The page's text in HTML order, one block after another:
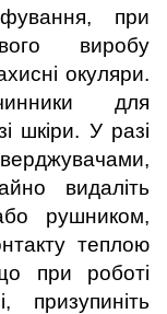
при
виробу
окуляри.
для
шкіри. У разі
видаліть
рушником,
теплою
при роботі
призупиніть